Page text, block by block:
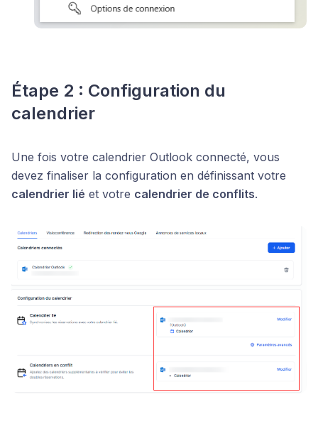
Étape 2 : Configuration du
calendrier
Une fois votre calendrier Outlook connecté, vous
devez finaliser la configuration en définissant votre
calendrier lié et votre calendrier de conflits.